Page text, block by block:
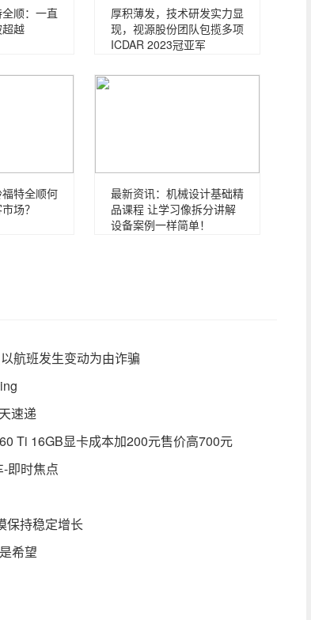
顺：一直
越
厚积薄发，技术研发实力显
现，视源股份团队包揽多项
ICDAR 2023冠亚军
特全顺何
场？
最新资讯：机械设计基础精
品课程 让学习像拆分讲解
设备案例一样简单！
航班发生变动为由诈骗
速递
Ti 16GB显卡成本加200元售价高700元
即时焦点
保持稳定增长
希望